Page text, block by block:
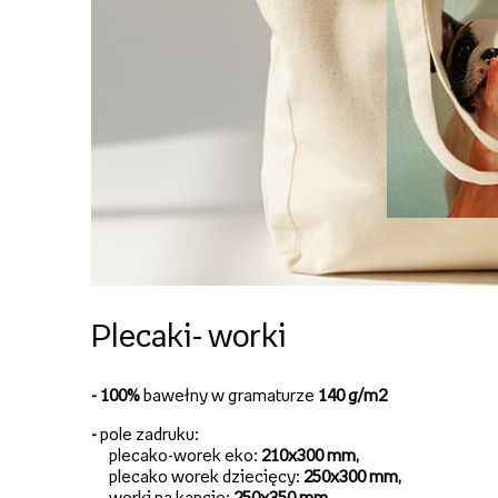
Plecaki- worki
- 100% bawełny w gramaturze 140 g/m2
-pole zadruku:
plecako-worek eko: 210x300 mm,
plecako worek dziecięcy: 250x300 mm,